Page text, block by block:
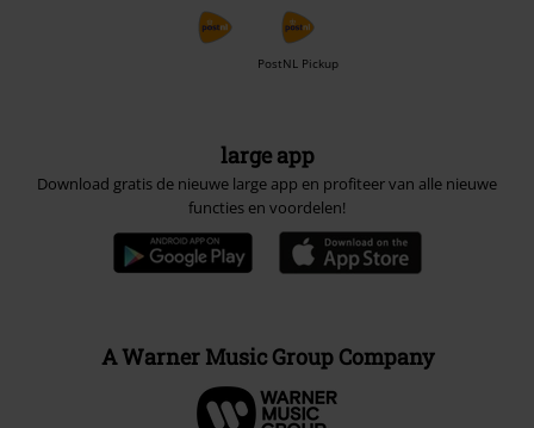
PostNL Pickup
large app
Download gratis de nieuwe large app en profiteer van alle nieuwe
functies en voordelen!
A Warner Music Group Company